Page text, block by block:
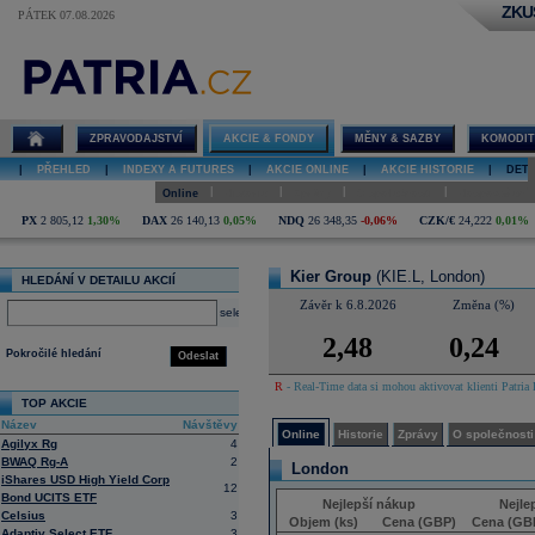
PÁTEK 07.08.2026
Kier Group
ZPRAVODAJSTVÍ AKCIE & FONDY MĚNY & SAZBY
PŘEHLED INDEXY A FUTURES AKCIE ONLINE AKCIE HISTORIE
Online
PX 2 805,12 1,30% DAX 26 140,13 0,05% NDQ 26 348,35 -0,06% CZK/€ 24,222 0,01%
HLEDÁNÍ V DETAILU AKCIÍ
select
Odeslat
Pokročilé hledání
TOP AKCIE
Název
Návštěvy
Agilyx Rg
4
BWAQ Rg-A
2
iShares USD High Yield Corp
Bond UCITS ETF
12
Celsius
3
Kier Group (KIE.L, London)
Závěr k 6.8.2026 Změna (%)
2,48 0,24
R - Real-Time data si mohou aktivovat klienti
Online Historie Zprávy O společnosti
London
Nejlepší nákup
Objem (ks)
Cena (GBP)
Cena